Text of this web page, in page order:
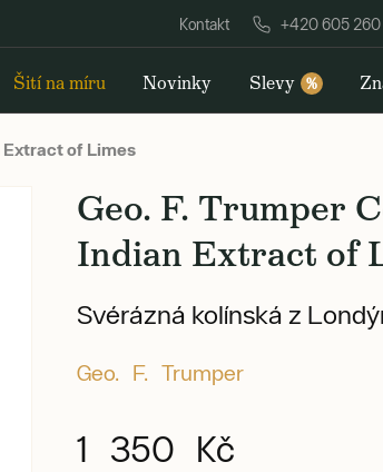
Kontakt +420 605 260
Šití na míru Novinky Slevy %
Extract of Limes
Geo. F. Trumper
Indian Extract of
Svérázná kolínská z
Geo. F. Trumper
1 350 Kč